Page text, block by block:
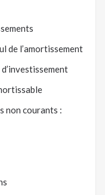
de l’amortissement
non courants :